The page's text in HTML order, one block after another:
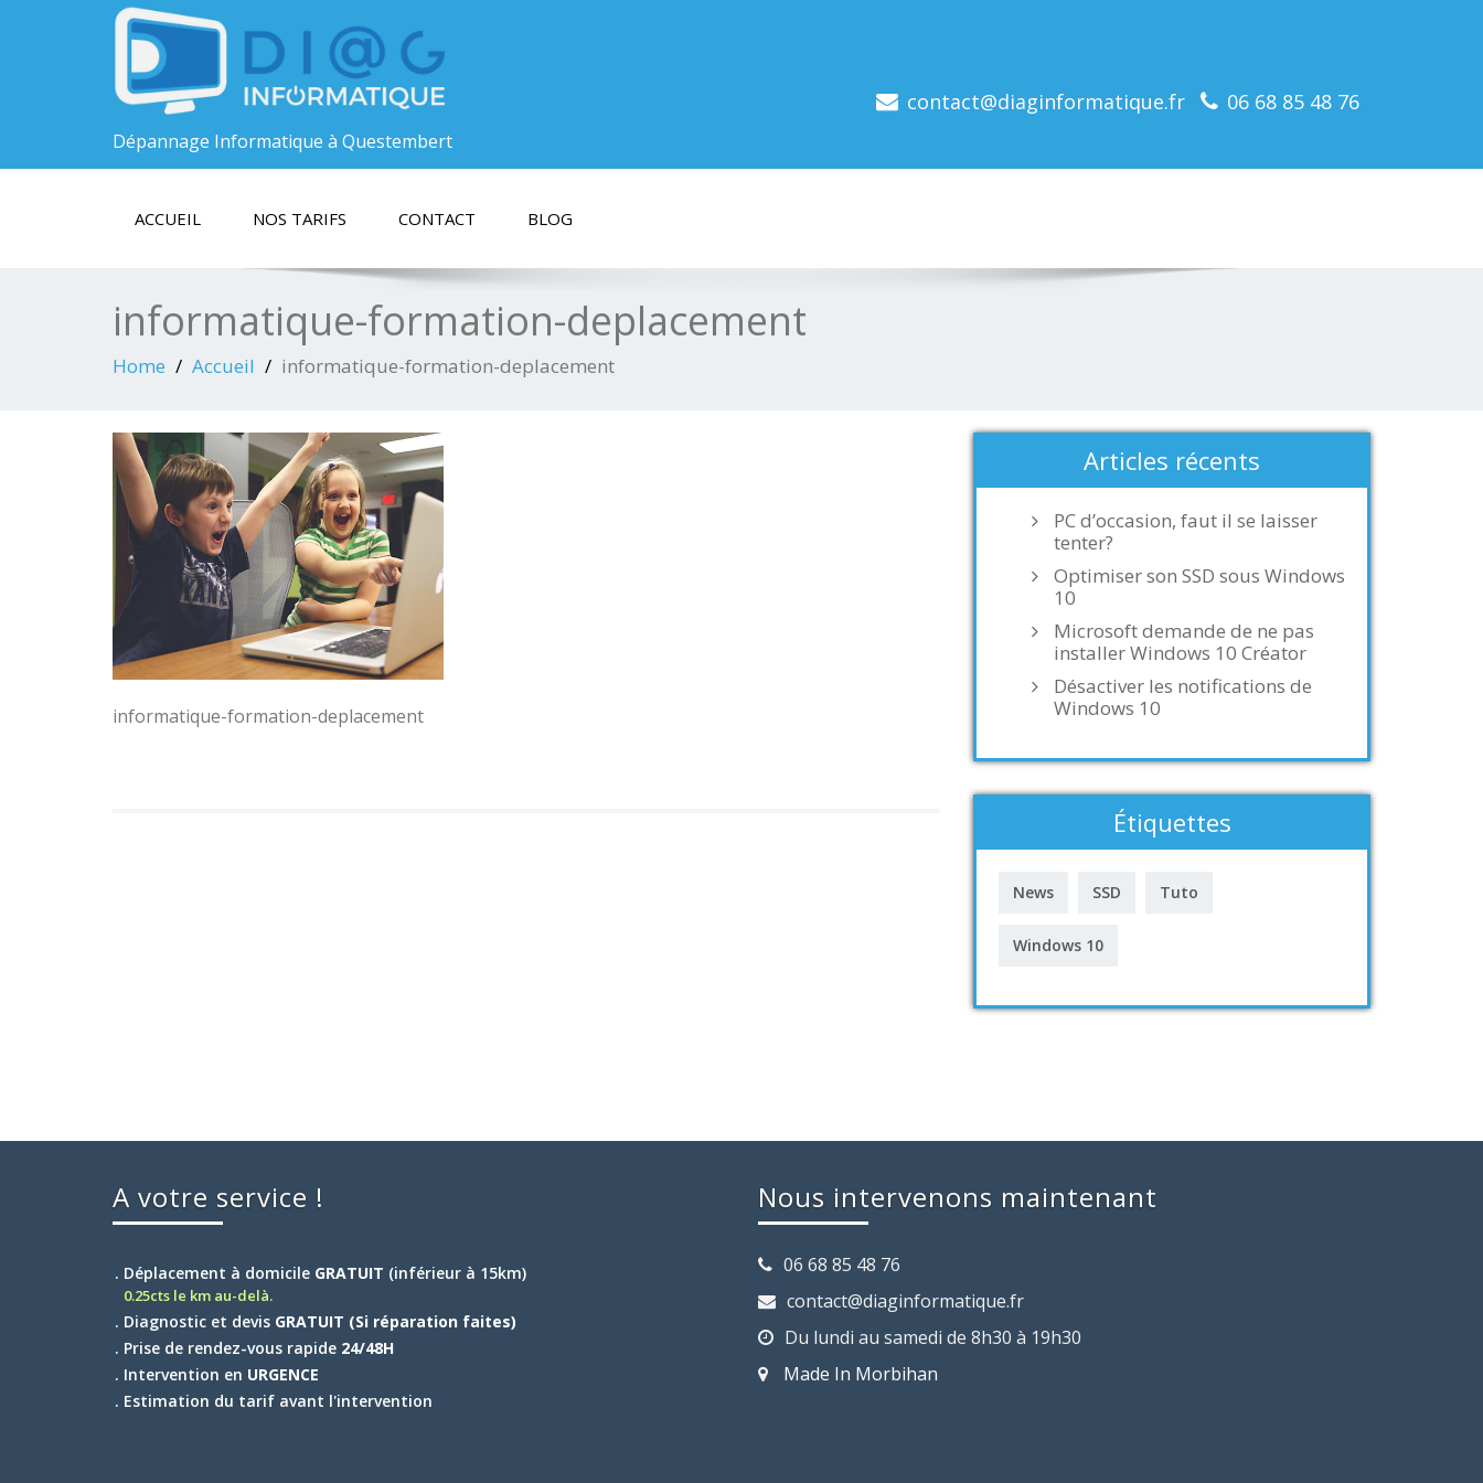
Dépannage Informatique à Questembert
contact@diaginformatique.fr 06 68 85 48 76
ACCUEIL NOS TARIFS CONTACT BLOG
informatique-formation-deplacement
Home Accueil informatique-formation-deplacement
informatique-formation-deplacement
Articles récents
PC d’occasion, faut il se laisser
tenter?
Optimiser son SSD sous Windows
10
Microsoft demande de ne pas
installer Windows 10 Créator
Désactiver les notifications de
Windows 10
Étiquettes
News SSD Tuto
Windows 10
A votre service !
. Déplacement à domicile GRATUIT (inférieur à 15km)
0.25cts le km au-delà.
. Diagnostic et devis GRATUIT (Si réparation faites)
. Prise de rendez-vous rapide 24/48H
. Intervention en URGENCE
. Estimation du tarif avant l'intervention
Nous intervenons maintenant
06 68 85 48 76
contact@diaginformatique.fr
Du lundi au samedi de 8h30 à 19h30
Made In Morbihan